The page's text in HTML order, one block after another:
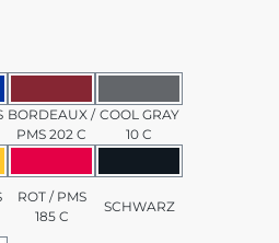
C
/ PMS 286 C
BORDEAUX / PMS 202 C
BORDEAUX /
PMS 202 C
COOL GRAY 10 C
COOL GRAY
10 C
/ PMS 3435 C
/ PMS 123 C
ROT / PMS 185 C
ROT / PMS
185 C
SCHWARZ
SCHWARZ